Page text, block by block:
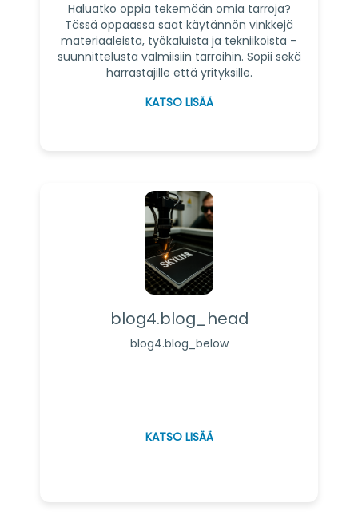
Haluatko oppia tekemään omia tarroja?
Tässä oppaassa saat käytännön vinkkejä
materiaaleista, työkaluista ja tekniikoista –
suunnittelusta valmiisiin tarroihin. Sopii sekä
harrastajille että yrityksille.
KATSO LISÄÄ
blog4.blog_head
blog4.blog_below
KATSO LISÄÄ